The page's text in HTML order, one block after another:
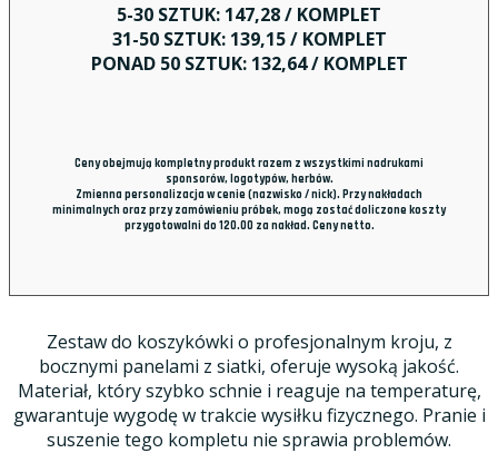
5-30 SZTUK: 147,28 / KOMPLET
31-50 SZTUK: 139,15 / KOMPLET
PONAD 50 SZTUK: 132,64 / KOMPLET
Ceny obejmują kompletny produkt razem z wszystkimi nadrukami
sponsorów, logotypów, herbów.
Zmienna personalizacja w cenie (nazwisko / nick). Przy nakładach
minimalnych oraz przy zamówieniu próbek, mogą zostać doliczone koszty
przygotowalni do 120.00 za nakład. Ceny netto.
Zestaw do koszykówki o profesjonalnym kroju, z
bocznymi panelami z siatki, oferuje wysoką jakość.
Materiał, który szybko schnie i reaguje na temperaturę,
gwarantuje wygodę w trakcie wysiłku fizycznego. Pranie i
suszenie tego kompletu nie sprawia problemów.